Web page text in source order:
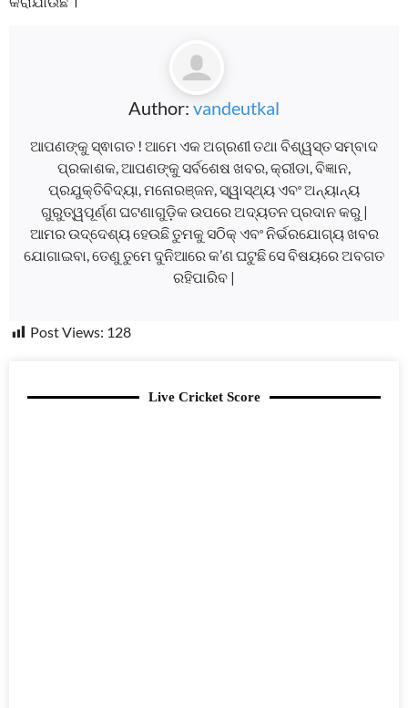
Author: vandeutkal
ଆପଣଙ୍କୁ ସ୍ଵାଗତ ! ଆମେ ଏକ ଅଗ୍ରଣୀ ତଥା ବିଶ୍ୱସ୍ତ ସମ୍ବାଦ
ପ୍ରକାଶକ, ଆପଣଙ୍କୁ ସର୍ବଶେଷ ଖବର, କ୍ରୀଡା, ବିଜ୍ଞାନ,
ପ୍ରଯୁକ୍ତିବିଦ୍ୟା, ମନୋରଞ୍ଜନ, ସ୍ୱାସ୍ଥ୍ୟ ଏବଂ ଅନ୍ୟାନ୍ୟ
ଗୁରୁତ୍ୱପୂର୍ଣ୍ଣ ଘଟଣାଗୁଡ଼ିକ ଉପରେ ଅଦ୍ୟତନ ପ୍ରଦାନ କରୁ |
ଆମର ଉଦ୍ଦେଶ୍ୟ ହେଉଛି ତୁମକୁ ସଠିକ୍ ଏବଂ ନିର୍ଭରଯୋଗ୍ୟ ଖବର
ଯୋଗାଇବା, ତେଣୁ ତୁମେ ଦୁନିଆରେ କ’ଣ ଘଟୁଛି ସେ ବିଷୟରେ ଅବଗତ
ରହିପାରିବ |
Post Views: 128
Live Cricket Score